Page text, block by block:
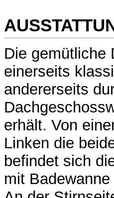
Die gemütliche
einerseits
andererseits
erhält. Von
Linken die
befindet sich
mit